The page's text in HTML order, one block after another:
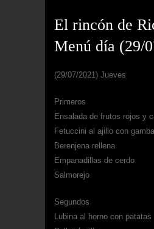
El rincón de
Menú día (29/
(29/07/2021) Jueves
Primeros
Ensalada de frutos rojos y
Fetuccini al ajillo con
Berenjena rellena
Empanadillas de cerdo
Salmorejo
Segundos
Lubina al horno con patatas